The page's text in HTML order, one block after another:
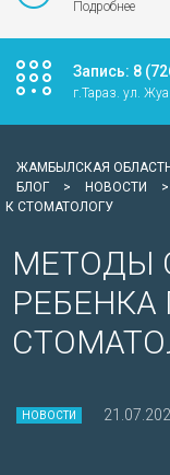
Подробнее
Запись: 8
г.Тараз. ул.
ЖАМБЫЛСКАЯ
БЛОГ
> НОВОСТИ >
К СТОМАТОЛОГУ
МЕТОДЫ
РЕБЕНКА
НОВОСТИ